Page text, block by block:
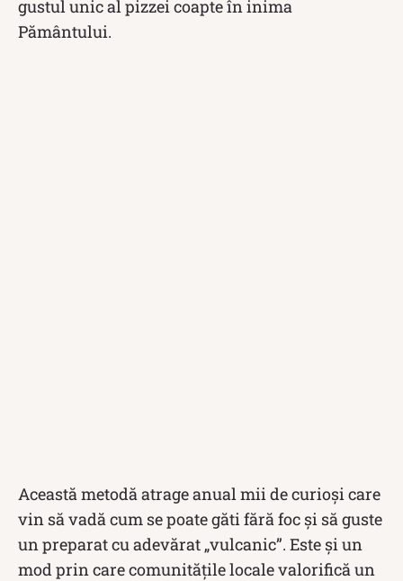
gustul unic al pizzei coapte în inima
Pământului.
Această metodă atrage anual mii de curioși care
vin să vadă cum se poate găti fără foc și să guste
un preparat cu adevărat „vulcanic”. Este și un
mod prin care comunitățile locale valorifică un